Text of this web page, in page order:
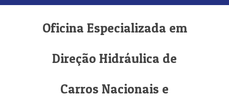
Oficina Especializada em
Direção Hidráulica de
Carros Nacionais e